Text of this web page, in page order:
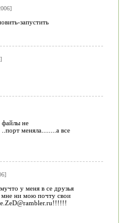
запустить
файлы не
меняла........а все
у меня в се друзья
мне ни мою почту свои